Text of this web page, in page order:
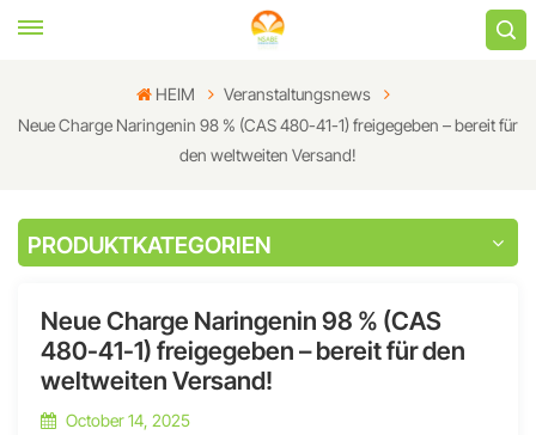
HEIM
Veranstaltungsnews
Neue Charge Naringenin 98 % (CAS 480-41-1) freigegeben – bereit für
den weltweiten Versand!
PRODUKTKATEGORIEN
Neue Charge Naringenin 98 % (CAS
480-41-1) freigegeben – bereit für den
weltweiten Versand!
October 14, 2025